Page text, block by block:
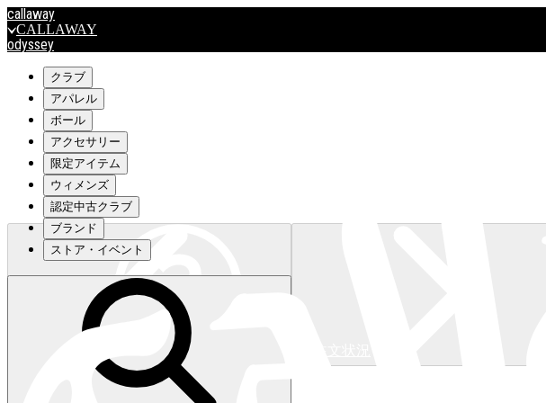
callaway
CALLAWAY
odyssey
travismathew
outlet
OUTLET
キャロウェイアパレルはこちら>>>
キャロウェイアパレルはこちら>>>
クラブ
アパレル
ボール
アクセサリー
限定アイテム
ウィメンズ
認定中古クラブ
ブランド
ストア・イベント